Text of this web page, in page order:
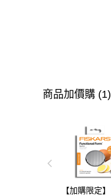
商品加價購 (1)
【加購限定】